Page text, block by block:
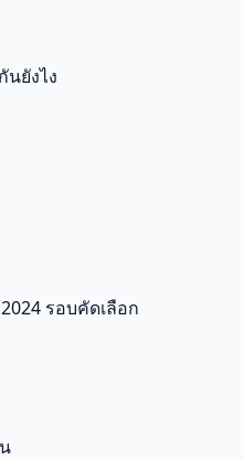
ยังไง
รอบคัดเลือก